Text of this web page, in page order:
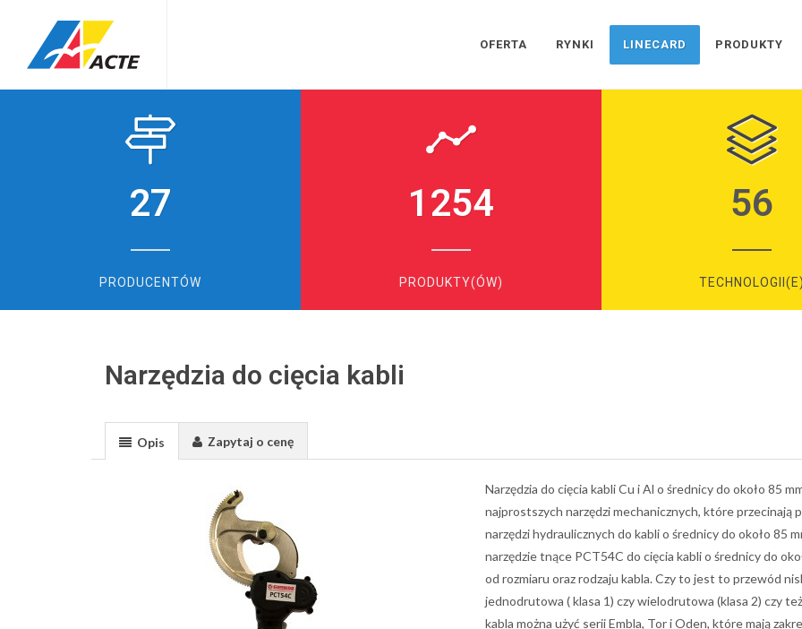
OFERTA RYNKI LINECARD PRODUKTY
27
PRODUCENTÓW
1254
PRODUKTY(ÓW)
56
TECHNOLOGII(E)
Narzędzia do cięcia kabli
Opis Zapytaj o cenę
Narzędzia do cięcia kabli Cu i Al o średnicy do około 85
najprostszych narzędzi mechanicznych, które przecinają
narzędzi hydraulicznych do kabli o średnicy do około
narzędzie tnące PCT54C do cięcia kabli o średnicy do
od rozmiaru oraz rodzaju kabla. Czy to jest to przewód
jednodrutowa ( klasa 1) czy wielodrutowa (klasa 2) czy
kabla można użyć serii Embla, Tor i Oden, które mają